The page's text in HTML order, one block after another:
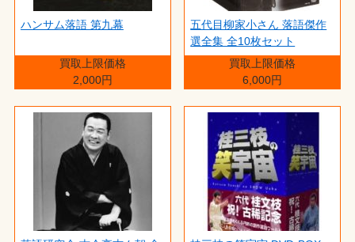
ハンサム落語 第九幕
買取上限価格
2,000円
五代目柳家小さん 落語傑作
選全集 全10枚セット
買取上限価格
6,000円